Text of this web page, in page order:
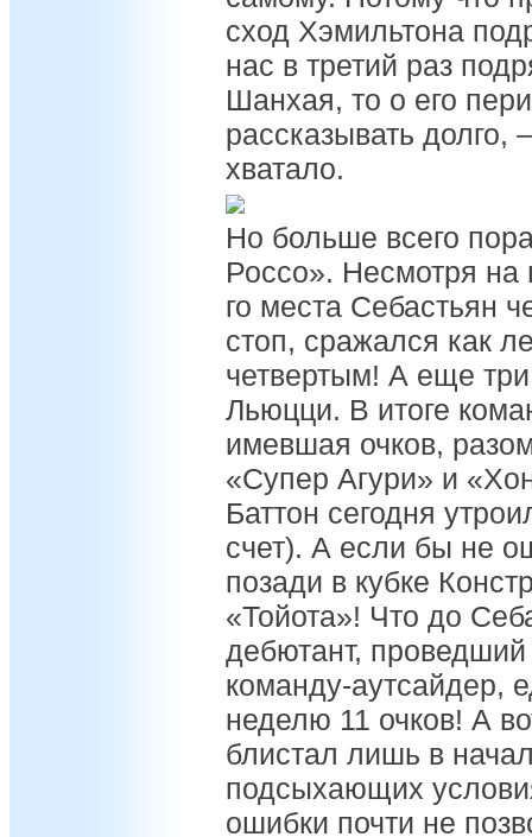
сход Хэмильтона
нас в третий раз
Шанхая, то о его
рассказывать долго,
хватало.
Но больше всего
Россо». Несмотря
го места Себастьян
стоп, сражался как
четвертым! А еще
Льюцци. В итоге
имевшая очков,
«Супер Агури» и
Баттон сегодня
счет). А если бы не
позади в кубке
«Тойота»! Что до
дебютант, проведший
команду-аутсайдер,
неделю 11 очков! А
блистал лишь в
подсыхающих
ошибки почти не